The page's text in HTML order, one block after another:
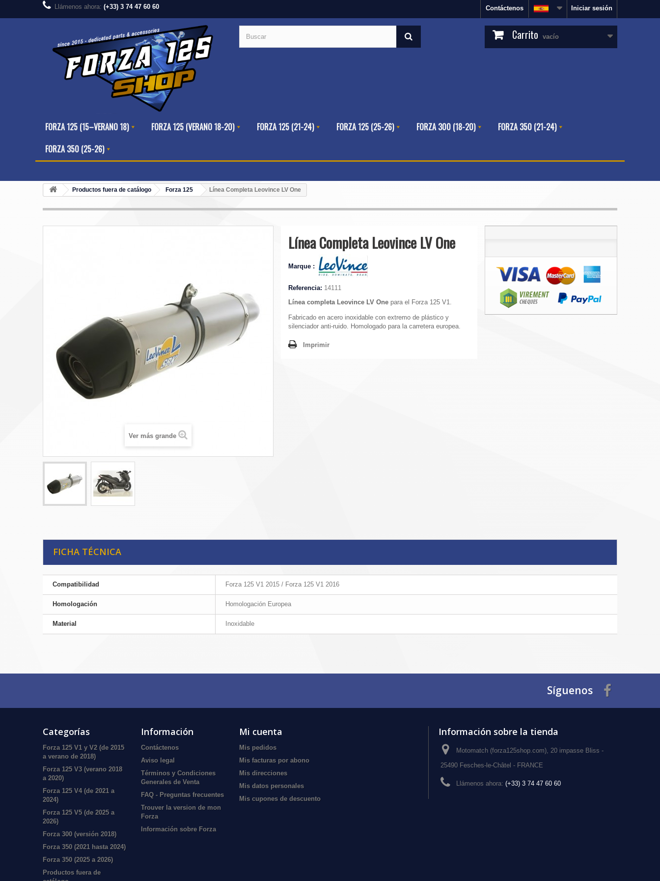
Iniciar sesión
Contáctenos
Llámenos ahora: (+33) 3 74 47 60 60
Carrito vacío
FORZA 125 (15–VERANO 18) FORZA 125 (VERANO 18-20) FORZA 125 (21-24) FORZA 125 (25-26) FORZA 300 (18-20)
FORZA 350 (21-24)
FORZA 350 (25-26)
Productos fuera de catálogo Forza 125 Línea Completa Leovince LV One
Ver más grande
Línea Completa Leovince LV One
Marque :
Referencia: 14111
Línea completa Leovince LV One para el Forza 125 V1.
Fabricado en acero inoxidable con extremo de plástico y
silenciador anti-ruido. Homologado para la carretera europea.
Imprimir
FICHA TÉCNICA
Compatibilidad Forza 125 V1 2015 / Forza 125 V1 2016
Homologación Homologación Europea
Material Inoxidable
Síguenos
Categorías
Forza 125 V1 y V2 (de 2015
a verano de 2018)
Forza 125 V3 (verano 2018
a 2020)
Forza 125 V4 (de 2021 a
2024)
Forza 125 V5 (de 2025 a
2026)
Forza 300 (versión 2018)
Forza 350 (2021 hasta 2024)
Forza 350 (2025 a 2026)
Productos fuera de
Información
Contáctenos
Aviso legal
Términos y Condiciones
Generales de Venta
FAQ - Preguntas frecuentes
Trouver la version de mon
Forza
Información sobre Forza
Mi cuenta
Mis pedidos
Mis facturas por abono
Mis direcciones
Mis datos personales
Mis cupones de descuento
Información sobre la tienda
Motomatch (forza125shop.com), 20 impasse Bliss -
25490 Fesches-le-Châtel - FRANCE
Llámenos ahora: (+33) 3 74 47 60 60